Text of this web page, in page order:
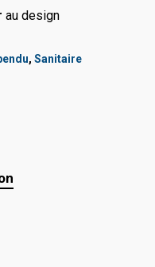
au design
, Sanitaire